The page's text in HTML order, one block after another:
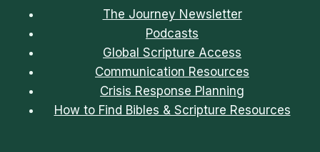
The Journey Newsletter
Podcasts
Global Scripture Access
Communication Resources
Crisis Response Planning
How to Find Bibles & Scripture Resources